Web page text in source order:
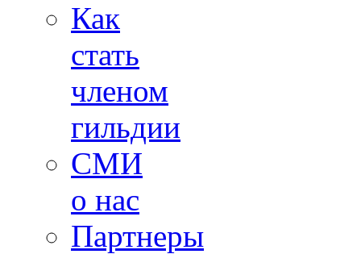
Как
стать
членом
гильдии
СМИ
о нас
Партнеры